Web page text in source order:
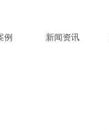
例 新闻资讯